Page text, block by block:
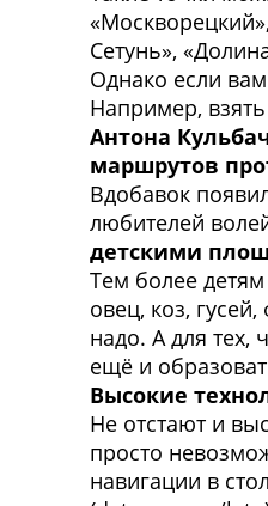
Сетунь»,
Однако если
Например,
Антона
маршрутов
Вдобавок
любителей
детскими
Тем более
овец, коз,
надо. А для тех,
ещё и
Высокие
Не отстают и
просто
навигации в